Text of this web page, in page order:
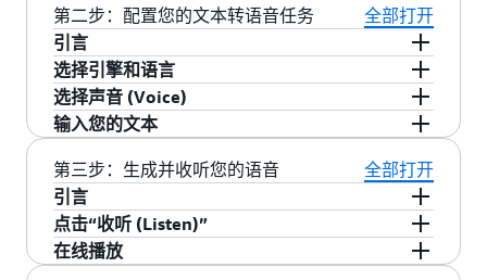
区域 ：本教程所介绍的 Amazon Polly 服务完
全适用于 AWS 全球区域和中国区域
（由光环
新网运营的北京区域和西云数据运营的宁夏区
域）。
费用：Amazon Polly 提供了
，
月 500 万字符，神经语音首年每月 100 万字
符）。本教程的所有操作完全在免费套餐范围
内，您可以放心跟随操作，不会产生任何费
用。
在控制台顶部的搜索框中输入 Polly 并回车。
在搜索结果中，点击“
”进入服
务主页。
第二步：配置您的文本转语音任务
全部打开
引言
进入 Polly 控制台后，您会看到一个简洁的“文本
转语音”界面。这里就是我们施展魔法的地方。
选择引擎和语言
引擎 (Engine)：您会看到“标准 (Standard)”和
“神经 (Neural)”两个选项。神经引擎 使用了更
先进的深度学习技术，生成的声音更自然、更
像人类。我们强烈推荐您选择“神经”
语言和区域 (Language and region)：在下拉菜
单中，选择“中文，普通话 (Chinese,
选择声音 (Voice)
根据您选择的语言，这里会列出可用的声音。每
个声音都有自己的名字和性别。让我们选择
“Zhiyu, Female
”，这是一个非常受欢迎的自然女
声。
输入您的文本
在“输入文本 (Input text)”下方的文本框中，您可
以输入任何想转换的文字。为了演示，请将下面
这段文字完整地复制进去：
你好，欢迎使用 Amazon Polly。借助先进的深度
第三步：生成并收听您的语音
全部打开
引言
所有配置都已完成，现在是见证奇迹的时刻。
点击“收听 (Listen)”
在文本框上方，找到并点击“收听 (Listen)”按钮。
在线播放